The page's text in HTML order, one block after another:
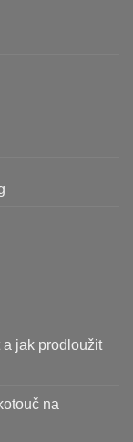
a jak prodloužit
na